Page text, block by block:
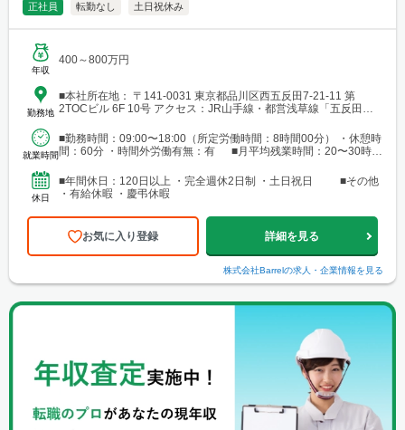
正社員 転勤なし 土日祝休み
年収
400～800万円
勤務地
■本社所在地： 〒141-0031 東京都品川区西五反田7-21-11 第
2TOCビル 6F 10号 アクセス：JR山手線・都営浅草線「五反田
就業時間
■勤務時間：09:00〜18:00（所定労働時間：8時間00分） ・休憩時
間：60分 ・時間外労働有無：有 ■月平均残業時間：20〜30時間
休日
■年間休日：120日以上 ・完全週休2日制 ・土日祝日 ■その他
・有給休暇 ・慶弔休暇
お気に入り登録 詳細を見る
株式会社Barrelの求人・企業情報を見る